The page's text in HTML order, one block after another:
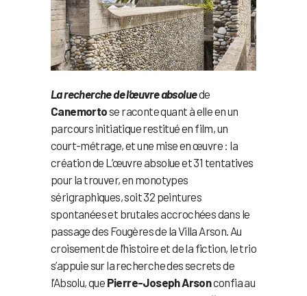
La recherche de l’œuvre absoluede
Canemortose raconte quant à elle en un
parcours initiatique restitué en film, un
court-métrage, et une mise en œuvre : la
création de L’œuvre absolue et 31 tentatives
pour la trouver, en monotypes
sérigraphiques, soit 32 peintures
spontanées et brutales accrochées dans le
passage des Fougères de la Villa Arson. Au
croisement de l’histoire et de la fiction, le trio
s’appuie sur la recherche des secrets de
l’Absolu, que Pierre-Joseph Arsonconfia au